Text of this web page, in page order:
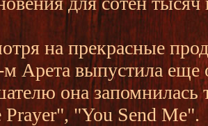
на прекрасные
м Арета выпустила еще
она
"You Send Me".